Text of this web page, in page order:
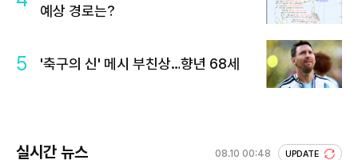
예상 경로는?
5 '축구의 신' 메시 부친상…향년 68세
실시간 뉴스 08.10 00:48 UPDATE